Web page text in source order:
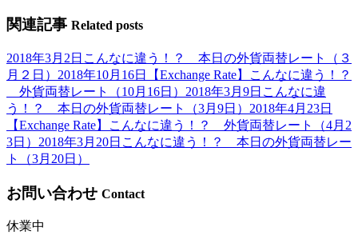
関連記事 Related posts
2018年3月2日 こんなに違う！？ 本日の外貨両替レート（３
月２日） 2018年10月16日
【Exchange Rate】こんなに違う！？
外貨両替レート（10月16日） 2018年3月9日 こんなに違
う！？ 本日の外貨両替レート（3月9日） 2018年4月23日
【Exchange Rate】こんなに違う！？ 外貨両替レート（4月2
3日） 2018年3月20日 こんなに違う！？ 本日の外貨両替レー
ト（3月20日）
お問い合わせ Contact
休業中